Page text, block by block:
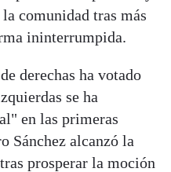
comunidad tras más
ininterrumpida.
derechas ha votado
se ha
en las primeras
Sánchez alcanzó la
prosperar la moción